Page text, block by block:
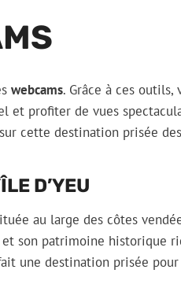
webcams. Grâce à ces outils,
et profiter de vues
cette destination prisée
D’YEU
au large des côtes
et son patrimoine historique
une destination prisée